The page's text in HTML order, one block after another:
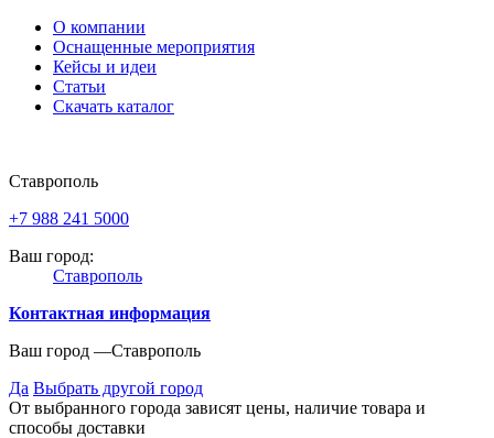
О компании
Оснащенные мероприятия
Кейсы и идеи
Статьи
Скачать каталог
Ставрополь
+7 988 241 5000
Ваш город:
Ставрополь
Контактная информация
Ваш город —Ставрополь
Да Выбрать другой город
От выбранного города зависят цены, наличие товара и
способы доставки